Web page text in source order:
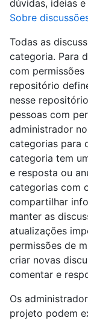
dúvidas, ideias
Sobre
Todas as
categoria. Para
com
repositório
nesse
pessoas com
administrador
categorias para
categoria tem
e resposta ou
categorias com
compartilhar
manter as
atualizações
permissões de
criar novas
comentar e
Os
projeto podem